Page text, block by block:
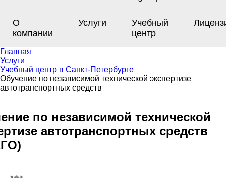
О
компании
Услуги
Учебный
центр
Главная
Услуги
Учебный центр в Санкт-Петербурге
Обучение по независимой технической экспертизе
автотранспортных средств
по независимой технической
автотранспортных средств